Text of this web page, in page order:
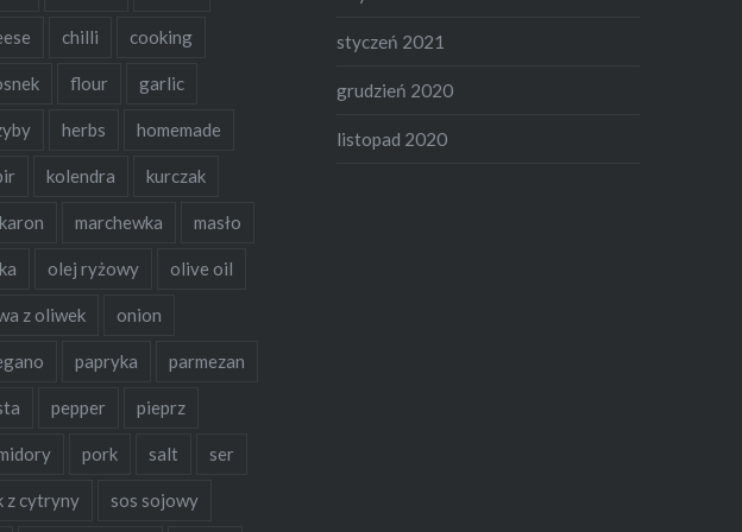
chilli cooking
flour garlic
herbs homemade
kolendra kurczak
marchewka masło
olej ryżowy olive oil
z oliwek onion
papryka parmezan
pepper pieprz
pork salt ser
z cytryny sos sojowy
styczeń 2021
grudzień 2020
listopad 2020